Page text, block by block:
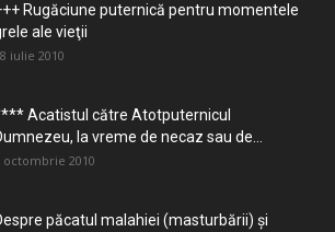
Rugăciune puternică pentru momentele
ale vieţii
iulie 2010
Acatistul către Atotputernicul
la vreme de necaz sau de...
octombrie 2010
păcatul malahiei (masturbării) şi